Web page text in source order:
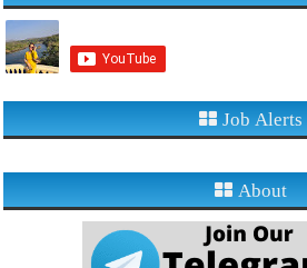
Job Alerts
About